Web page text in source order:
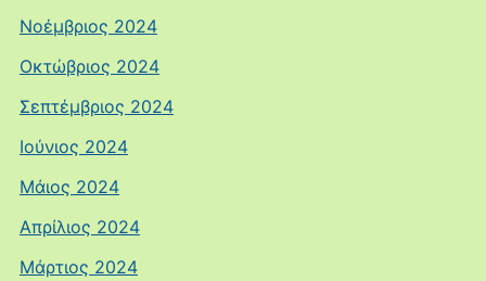
Νοέμβριος 2024
Οκτώβριος 2024
Σεπτέμβριος 2024
Ιούνιος 2024
Μάιος 2024
Απρίλιος 2024
Μάρτιος 2024